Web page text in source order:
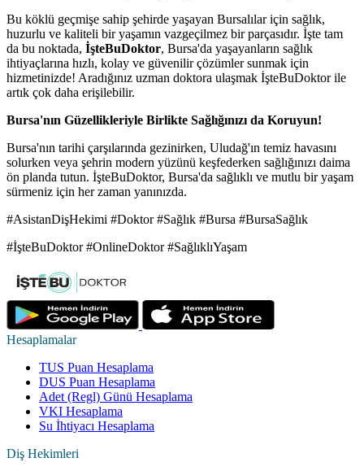
Bu köklü geçmişe sahip şehirde yaşayan Bursalılar için sağlık,
huzurlu ve kaliteli bir yaşamın vazgeçilmez bir parçasıdır. İşte tam
da bu noktada, İşteBuDoktor, Bursa'da yaşayanların sağlık
ihtiyaçlarına hızlı, kolay ve güvenilir çözümler sunmak için
hizmetinizde! Aradığınız uzman doktora ulaşmak İşteBuDoktor ile
artık çok daha erişilebilir.
Bursa'nın Güzellikleriyle Birlikte Sağlığınızı da Koruyun!
Bursa'nın tarihi çarşılarında gezinirken, Uludağ'ın temiz havasını
solurken veya şehrin modern yüzünü keşfederken sağlığınızı daima
ön planda tutun. İşteBuDoktor, Bursa'da sağlıklı ve mutlu bir yaşam
sürmeniz için her zaman yanınızda.
#AsistanDişHekimi #Doktor #Sağlık #Bursa #BursaSağlık
#İşteBuDoktor #OnlineDoktor #SağlıklıYaşam
Hesaplamalar
TUS Puan Hesaplama
DUS Puan Hesaplama
Adet (Regl) Günü Hesaplama
VKI Hesaplama
Su İhtiyacı Hesaplama
Diş Hekimleri